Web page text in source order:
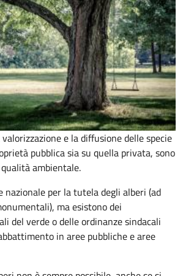
e la diffusione delle specie
pubblica sia su quella privata, sono
ambientale.
nazionale per la tutela degli alberi (ad
ma esistono dei
del verde o delle ordinanze sindacali
in aree pubbliche e aree